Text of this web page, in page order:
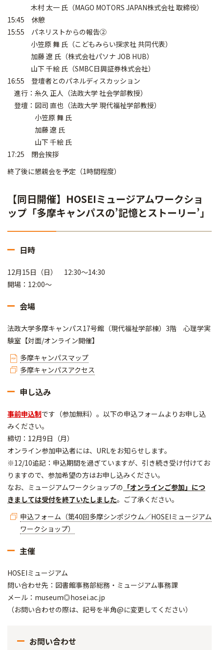
木村 太一 氏（MAGO MOTORS JAPAN株式会社 取締役）
15:45 休憩
15:55 パネリストからの報告②
小笠原 舞 氏（こどもみらい探求社 共同代表）
加藤 遼 氏（株式会社パソナ JOB HUB）
山下 千絵 氏（SMBC日興証券株式会社）
16:55 登壇者とのパネルディスカッション
進行：糸久 正人（法政大学 社会学部教授）
登壇：図司 直也（法政大学 現代福祉学部教授）
小笠原 舞 氏
加藤 遼 氏
山下 千絵 氏
17:25 閉会挨拶
終了後に懇親会を予定（1時間程度）
【同日開催】HOSEIミュージアムワークショ
ップ「多摩キャンパスの’記憶とストーリー’」
日時
12月15日（日） 12:30～14:30
開場：12:00～
会場
法政大学多摩キャンパス17号館（現代福祉学部棟）3階 心理学実
験室【対面/オンライン開催】
多摩キャンパスマップ
多摩キャンパスアクセス
申し込み
事前申込制です（参加無料）。以下の申込フォームよりお申し込
みください。
締切：12月9日（月）
オンライン参加申込者には、URLをお知らせします。
※12/10追記：申込期間を過ぎていますが、引き続き受け付けてお
りますので、参加希望の方はお申し込みください。
なお、ミュージアムワークショップの 「オンラインご参加」につ
きましては受付を終了いたしました。ご了承ください。
申込フォーム（第40回多摩シンポジウム／HOSEIミュージアム
ワークショップ）
主催
HOSEIミュージアム
問い合わせ先：図書館事務部総務・ミュージアム事務課
メール：museum◎hosei.ac.jp
（お問い合わせの際は、記号を半角@に変更してください）
お問い合わせ